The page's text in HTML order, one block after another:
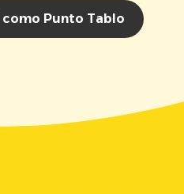
Punto Tablo